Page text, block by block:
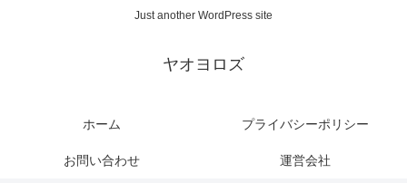
Just another WordPress site
ヤオヨロズ
ホーム プライバシーポリシー
お問い合わせ 運営会社